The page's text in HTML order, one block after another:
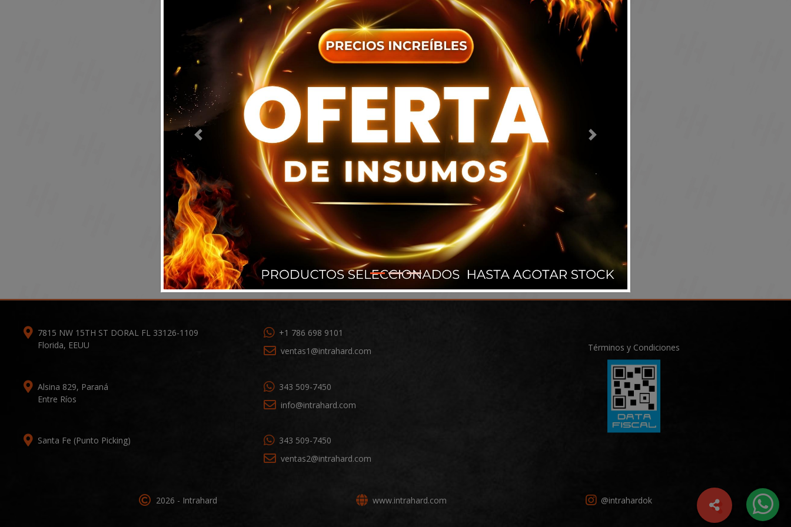
Previous Next
DATOS ENTREGA
Acepto todos lostérminos y condiciones
Volver Registrarse
7815 NW 15TH ST DORAL FL 33126-1109
Florida, EEUU
+1 786 698 9101
ventas1@intrahard.com
Alsina 829, Paraná
Entre Ríos
343 509-7450
info@intrahard.com
Santa Fe (Punto Picking)
343 509-7450
ventas2@intrahard.com
Términos y Condiciones
2026 - Intrahard www.intrahard.com @intrahardok